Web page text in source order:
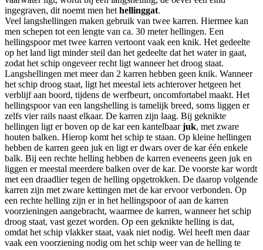
ingegraven, dit noemt men het hellinggat.
Veel langshellingen maken gebruik van twee karren. Hiermee kan
men schepen tot een lengte van ca. 30 meter hellingen. Een
hellingspoor met twee karren vertoont vaak een knik. Het gedeelte
op het land ligt minder steil dan het gedeelte dat het water in gaat,
zodat het schip ongeveer recht ligt wanneer het droog staat.
Langshellingen met meer dan 2 karren hebben geen knik. Wanneer
het schip droog staat, ligt het meestal iets achterover hetgeen het
verblijf aan boord, tijdens de werfbeurt, oncomfortabel maakt. Het
hellingspoor van een langshelling is tamelijk breed, soms liggen er
zelfs vier rails naast elkaar. De karren zijn laag. Bij geknikte
hellingen ligt er boven op de kar een kantelbaarjuk, met zware
houten balken. Hierop komt het schip te staan. Op kleine hellingen
hebben de karren geen juk en ligt er dwars over de kar één enkele
balk. Bij een rechte helling hebben de karren eveneens geen juk en
liggen er meestal meerdere balken over de kar. De voorste kar wordt
met een draadlier tegen de helling opgetrokken. De daarop volgende
karren zijn met zware kettingen met de kar ervoor verbonden. Op
een rechte helling zijn er in het hellingspoor of aan de karren
voorzieningen aangebracht, waarmee de karren, wanneer het schip
droog staat, vast gezet worden. Op een geknikte helling is dat,
omdat het schip vlakker staat, vaak niet nodig. Wel heeft men daar
vaak een voorziening nodig om het schip weer van de helling te